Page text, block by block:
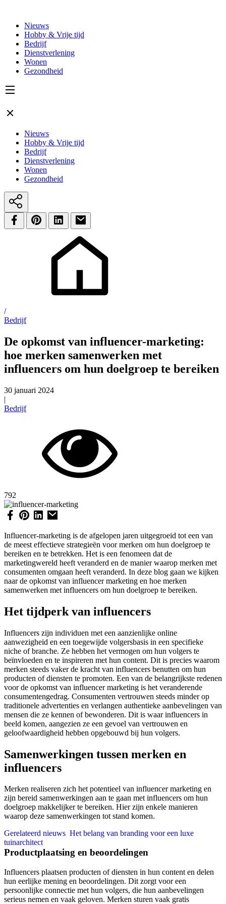
Nieuws
Hobby & Vrije tijd
Bedrijf
Dienstverlening
Wonen
Gezondheid
Nieuws
Hobby & Vrije tijd
Bedrijf
Dienstverlening
Wonen
Gezondheid
/
Bedrijf
De opkomst van influencer-marketing:
hoe merken samenwerken met
influencers om hun doelgroep te bereiken
30 januari 2024
|
Bedrijf
792
Influencer-marketing is de afgelopen jaren uitgegroeid tot een van
de meest effectieve strategieën voor merken om hun doelgroep te
bereiken en te betrekken. Het is een fenomeen dat de
marketingwereld heeft veranderd en de manier waarop merken met
consumenten omgaan heeft veranderd. In deze blog gaan we kijken
naar de opkomst van influencer marketing en hoe merken
samenwerken met influencers om hun doelgroep te bereiken.
Het tijdperk van influencers
Influencers zijn individuen met een aanzienlijke online
aanwezigheid en een toegewijde volgersbasis in een specifieke
niche of branche. Ze hebben het vermogen om hun volgers te
beïnvloeden en te inspireren met hun content. Dit is precies waarom
merken steeds vaker de kracht van influencers benutten om hun
producten of diensten te promoten. Een van de belangrijkste redenen
voor de opkomst van influencer marketing is het veranderende
consumentengedrag. Consumenten vertrouwen steeds minder op
traditionele advertenties en verlangen authentieke aanbevelingen van
mensen die ze kennen of bewonderen. Dit is waar influencers in
beeld komen, aangezien ze een gevoel van vertrouwen en
geloofwaardigheid hebben opgebouwd bij hun volgers.
Samenwerkingen tussen merken en
influencers
Merken realiseren zich het potentieel van influencer marketing en
zijn bereid samenwerkingen aan te gaan met influencers om hun
doelgroep makkelijker te bereiken. Hier zijn enkele manieren
waarop deze samenwerkingen tot stand komen.
Gerelateerd nieuws Het belang van branding voor een luxe
tuinarchitect
Productplaatsing en beoordelingen
Influencers plaatsen producten of diensten in hun content en delen
hun eerlijke mening en beoordelingen. Dit zorgt voor een
persoonlijke connectie met hun volgers, die hun aanbevelingen
serieus nemen en vaak geloven. Merken sturen vaak gratis